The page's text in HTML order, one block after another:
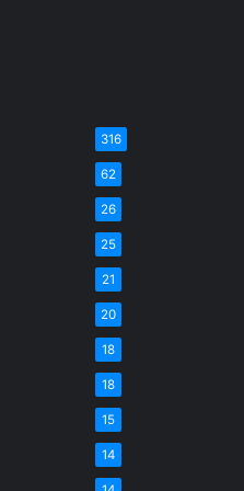
316
62
26
25
21
20
18
18
15
14